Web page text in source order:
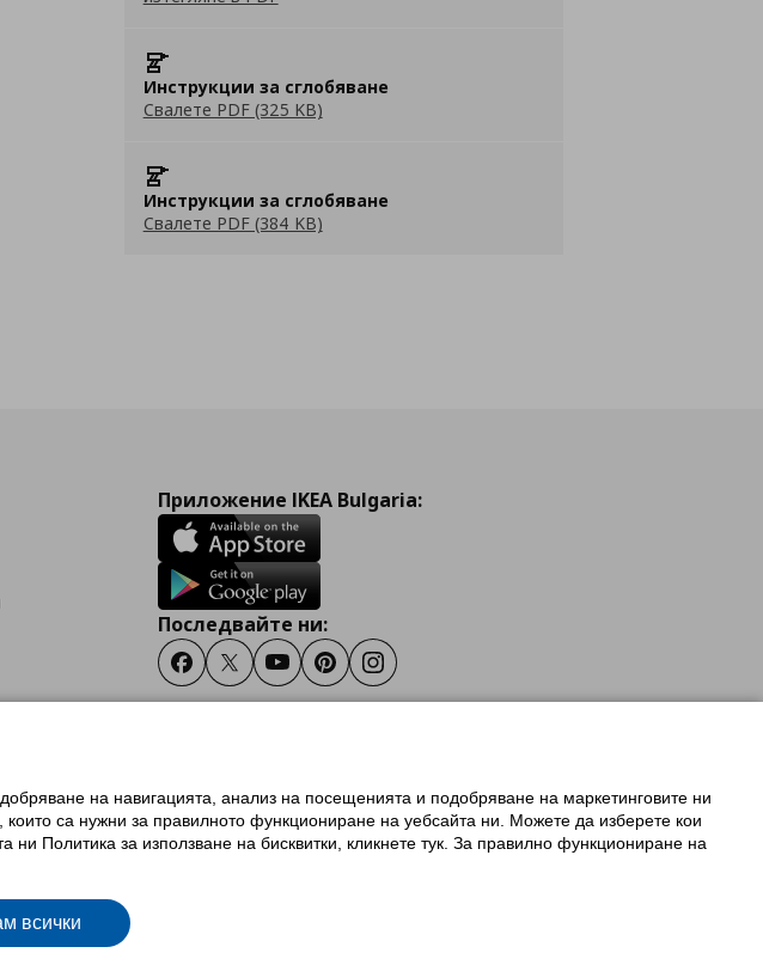
Инструкции за сглобяване
Свалете PDF (325 KB)
Инструкции за сглобяване
Свалете PDF (384 KB)
Приложение IKEA Bulgaria:
Последвайте ни:
FacebookTwitterYoutubePinterestInstagram
на бисквиткиУсловия за ползване на ikea.bg
Общи условия на програма IKEA Family
на навигацията, анализ на посещенията и подобряване на маркетинговите ни
са нужни за правилното функциониране на уебсайта ни. Можете да изберете кои
ни Политика за използване на бисквитки, кликнете тук. За правилно функциониране на
всички